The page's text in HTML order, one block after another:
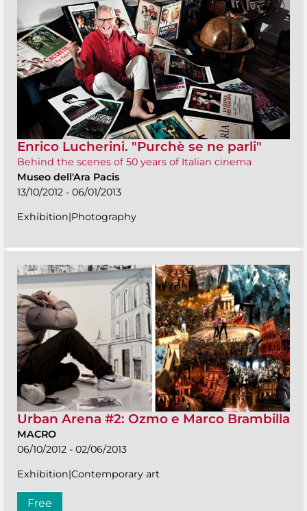
Enrico Lucherini. "Purchè se ne parli"
Behind the scenes of 50 years of Italian cinema
Museo dell'Ara Pacis
13/10/2012 - 06/01/2013
Exhibition|Photography
Urban Arena #2: Ozmo e Marco Brambilla
MACRO
06/10/2012 - 02/06/2013
Exhibition|Contemporary art
Free